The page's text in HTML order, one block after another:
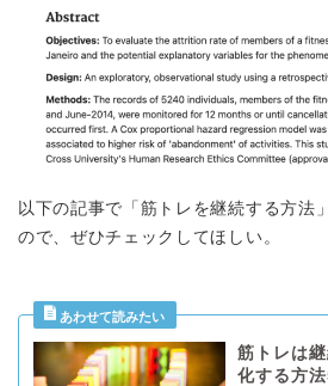
以下の記事で「筋トレを継続する方法
ので、ぜひチェックしてほしい。
筋トレは
化する方